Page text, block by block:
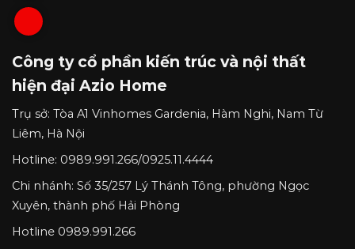
Công ty cổ phần kiến trúc và nội thất
hiện đại Azio Home
Trụ sở: Tòa A1 Vinhomes Gardenia, Hàm Nghi, Nam Từ
Liêm, Hà Nội
Hotline: 0989.991.266/0925.11.4444
Chi nhánh: Số 35/257 Lý Thánh Tông, phường Ngọc
Xuyên, thành phố Hải Phòng
Hotline 0989.991.266